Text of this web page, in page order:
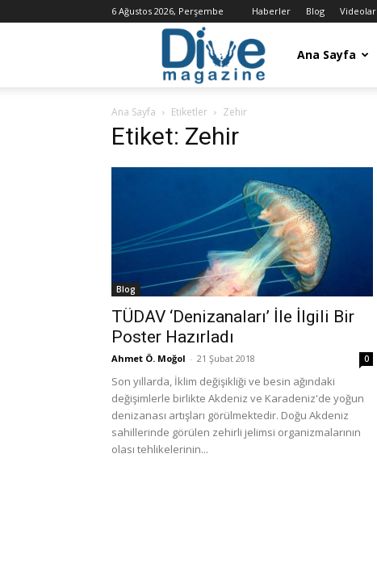
6 Ağustos 2026, Perşembe Haberler Blog Videolar
Dalış
Dive
Magazine
Türkiye
Ana Sayfa
Ana Sayfa Etiketler Zehir
Etiket: Zehir
Blog
TÜDAV ‘Denizanaları’ İle İlgili Bir
Poster Hazırladı
Ahmet Ö. Moğol - 21 Şubat 2018 0
Son yıllarda, İklim değişikliği ve besin ağındaki
değişimlerle birlikte Akdeniz ve Karadeniz'de yoğun
denizanası artışları görülmektedir. Doğu Akdeniz
sahillerinde görülen zehirli jelimsi organizmalarının
olası tehlikelerinin...